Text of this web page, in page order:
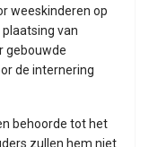
weeskinderen op
van
gebouwde
de internering
behoorde tot het
zullen hem niet